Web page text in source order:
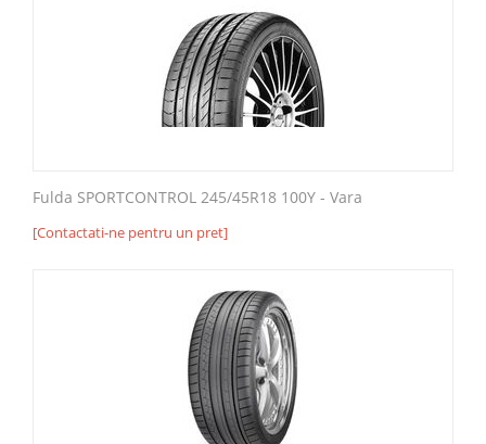
Fulda SPORTCONTROL 245/45R18 100Y - Vara
[Contactati-ne pentru un pret]